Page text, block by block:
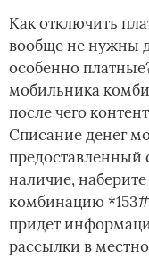
Как отключить
вообще не нужны
особенно
мобильника
после чего
Списание денег
предоставленный
наличие,
комбинацию
придет
рассылки в